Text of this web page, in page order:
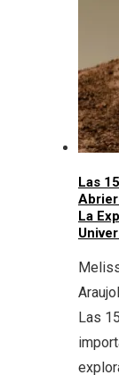
Las
La
Araujo
Las